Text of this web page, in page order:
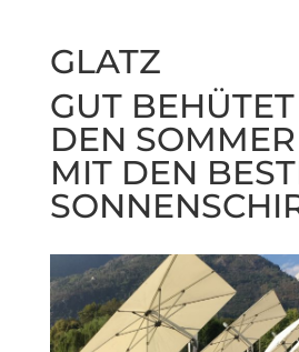
GLATZ
GUT
DEN SOMMER
MIT DEN